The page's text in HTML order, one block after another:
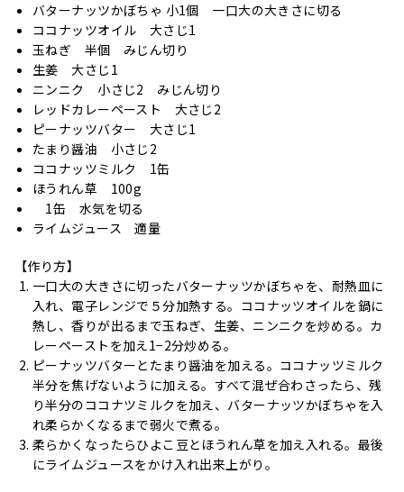
バターナッツかぼちゃ 小1個 一口大の大きさに切る
ココナッツオイル 大さじ1
玉ねぎ 半個 みじん切り
生姜 大さじ1
ニンニク 小さじ2 みじん切り
レッドカレーペースト 大さじ2
ピーナッツバター 大さじ1
たまり醤油 小さじ2
ココナッツミルク 1缶
ほうれん草 100g
1缶 水気を切る
ライムジュース 適量
【作り方】
一口大の大きさに切ったバターナッツかぼちゃを、耐熱皿に
入れ、電子レンジで５分加熱する。ココナッツオイルを鍋に
熱し、香りが出るまで玉ねぎ、生姜、ニンニクを炒める。カ
レーペーストを加え1−2分炒める。
ピーナッツバターとたまり醤油を加える。ココナッツミルク
半分を焦げないように加える。すべて混ぜ合わさったら、残
り半分のココナツミルクを加え、バターナッツかぼちゃを入
れ柔らかくなるまで弱火で煮る。
柔らかくなったらひよこ豆とほうれん草を加え入れる。最後
にライムジュースをかけ入れ出来上がり。